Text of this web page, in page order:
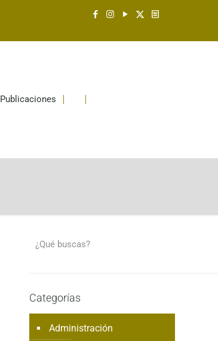
Publicaciones
Categorías
Administración